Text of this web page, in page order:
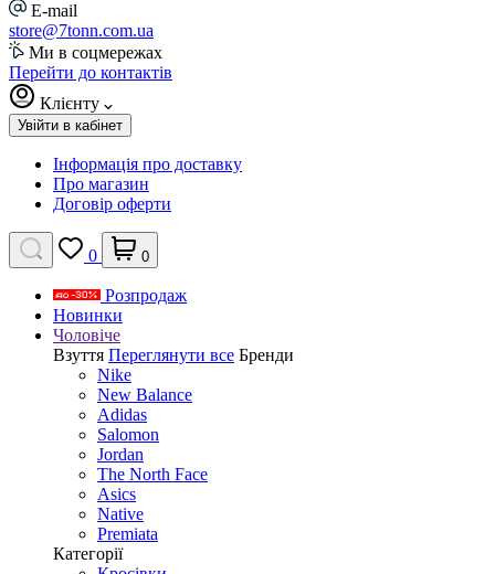
E-mail
store@7tonn.com.ua
Ми в соцмережах
Перейти до контактів
Клієнту
Увійти в кабінет
Інформація про доставку
Про магазин
Договір оферти
0 0
Розпродаж
Новинки
Чоловіче
Взуття Переглянути все Бренди
Nike
New Balance
Adidas
Salomon
Jordan
The North Face
Asics
Native
Premiata
Категорії